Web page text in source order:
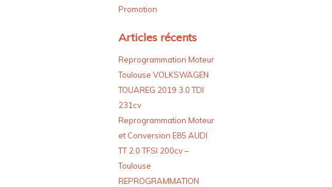
Promotion
Articles récents
Reprogrammation Moteur
Toulouse VOLKSWAGEN
TOUAREG 2019 3.0 TDI
231cv
Reprogrammation Moteur
et Conversion E85 AUDI
TT 2.0 TFSI 200cv –
Toulouse
REPROGRAMMATION